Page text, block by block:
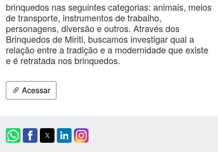
brinquedos nas seguintes categorias: animais, meios
de transporte, instrumentos de trabalho,
personagens, diversão e outros. Através dos
Brinquedos de Miriti, buscamos investigar qual a
relação entre a tradição e a modernidade que existe
e é retratada nos brinquedos.
Acessar